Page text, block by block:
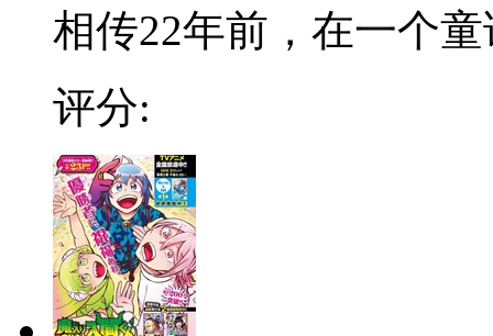
相传22年前，在一个
评分: